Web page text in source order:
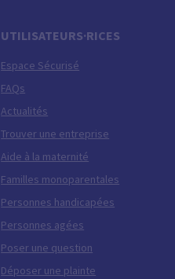
UTILISATEURS·RICES
Espace Sécurisé
FAQs
Actualités
Trouver une entreprise
Aide à la maternité
Familles monoparentales
Personnes handicapées
Personnes agées
Poser une question
Déposer une plainte